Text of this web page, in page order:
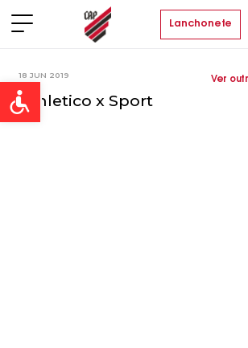
Open toolbar
Lanchonete
18 JUN 2019
Athletico x Sport
Ver